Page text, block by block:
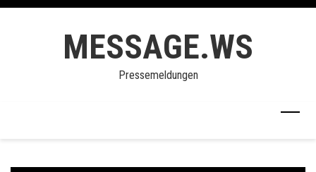
Skip
MESSAGE.WS
Pressemeldungen